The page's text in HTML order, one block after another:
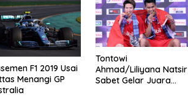
F1 2019 Usai
Menangi GP
Tontowi
Ahmad/Liliyana Natsir
Sabet Gelar Juara